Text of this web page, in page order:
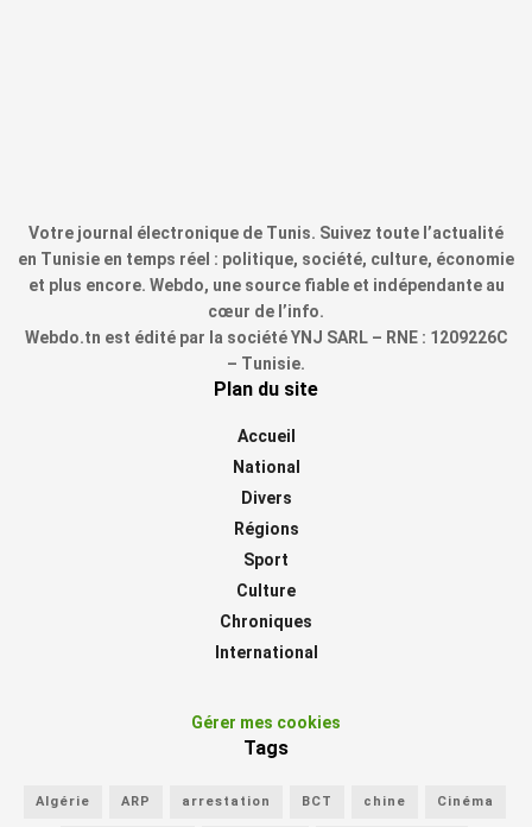
Votre journal électronique de Tunis. Suivez toute l’actualité
en Tunisie en temps réel : politique, société, culture, économie
et plus encore. Webdo, une source fiable et indépendante au
cœur de l’info.
Webdo.tn est édité par la société YNJ SARL – RNE : 1209226C
– Tunisie.
Plan du site
Accueil
National
Divers
Régions
Sport
Culture
Chroniques
International
Gérer mes cookies
Tags
Algérie ARP arrestation BCT chine Cinéma